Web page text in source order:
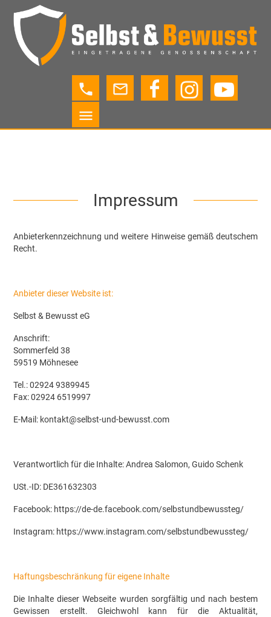
phone
mail_outline
menu
Impressum
Anbieterkennzeichnung und weitere Hinweise gemäß deutschem
Recht.
Anbieter dieser Website ist:
Selbst & Bewusst eG
Anschrift:
Sommerfeld 38
59519 Möhnesee
Tel.: 02924 9389945
Fax: 02924 6519997
E-Mail: kontakt@selbst-und-bewusst.com
Verantwortlich für die Inhalte: Andrea Salomon, Guido Schenk
USt.-ID: DE361632303
Facebook: https://de-de.facebook.com/selbstundbewussteg/
Instagram: https://www.instagram.com/selbstundbewussteg/
Haftungsbeschränkung für eigene Inhalte
Die Inhalte dieser Webseite wurden sorgfältig und nach bestem
Gewissen erstellt. Gleichwohl kann für die Aktualität,